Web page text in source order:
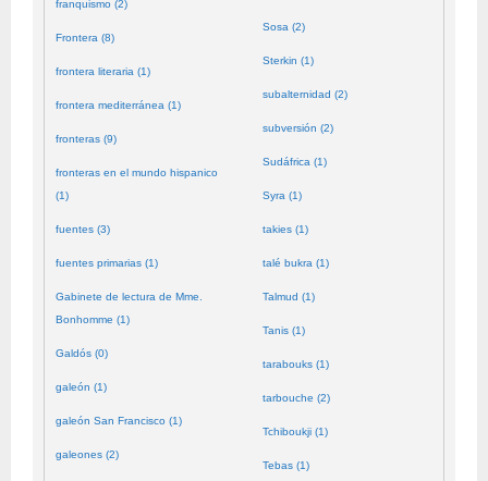
franquismo (2)
Frontera (8)
frontera literaria (1)
frontera mediterránea (1)
fronteras (9)
fronteras en el mundo hispanico
(1)
fuentes (3)
fuentes primarias (1)
Gabinete de lectura de Mme.
Bonhomme (1)
Galdós (0)
galeón (1)
galeón San Francisco (1)
galeones (2)
Sosa (2)
Sterkin (1)
subalternidad (2)
subversión (2)
Sudáfrica (1)
Syra (1)
takies (1)
talé bukra (1)
Talmud (1)
Tanis (1)
tarabouks (1)
tarbouche (2)
Tchiboukji (1)
Tebas (1)